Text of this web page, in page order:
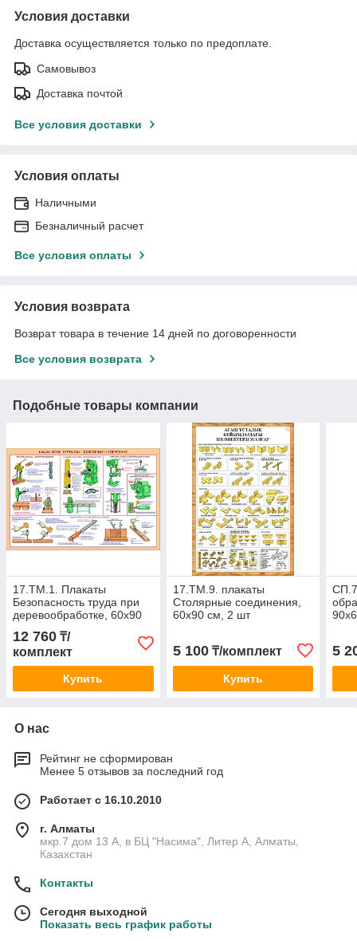
Условия доставки
Доставка осуществляется только по предоплате.
Самовывоз
Доставка почтой
Все условия доставки
Условия оплаты
Наличными
Безналичный расчет
Все условия оплаты
Условия возврата
Возврат товара в течение 14 дней по договоренности
Все условия возврата
Подобные товары компании
17.ТМ.1. Плакаты
Безопасность труда при
деревообработке, 60х90
см, в комплекте 5 шт
(фотобумага)
12 760 ₸/
комплект
Купить
17.ТМ.9. плакаты
Столярные соединения,
60х90 см, 2 шт
5 100₸/комплект
Купить
5
О нас
Рейтинг не сформирован
Менее 5 отзывов за последний год
Работает с 16.10.2010
г. Алматы
мкр.7 дом 13 А, в БЦ "Насима", Литер А, Алматы,
Казахстан
Контакты
Сегодня выходной
Показать весь график работы